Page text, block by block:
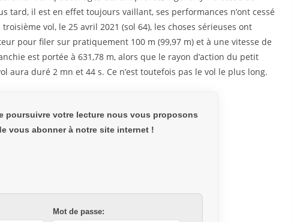
tard, il est en effet toujours vaillant, ses performances n’ont cessé
vol, le 25 avril 2021 (sol 64), les choses sérieuses ont
pour filer sur pratiquement 100 m (99,97 m) et à une vitesse de
est portée à 631,78 m, alors que le rayon d’action du petit
aura duré 2 mn et 44 s. Ce n’est toutefois pas le vol le plus long.
poursuivre votre lecture nous vous proposons
vous abonner à notre site internet !
Mot de passe: